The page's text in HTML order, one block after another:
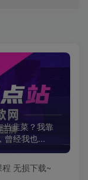
当韭菜？我靠
曾经我也...
无损下载~